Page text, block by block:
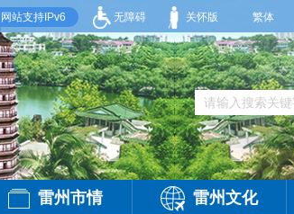
晚间天气】今晚到明天白天，阴天间多云，有雷阵雨，局
网站支持IPv6 无障碍 关怀版 繁体
雷州市情 雷州文化